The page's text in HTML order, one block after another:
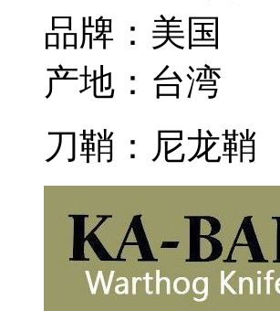
品牌：美国
产地：台湾
刀鞘：尼龙鞘